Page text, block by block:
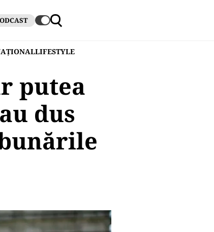
LIFESTYLE
putea
dus